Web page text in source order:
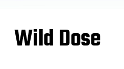
Wild Dose